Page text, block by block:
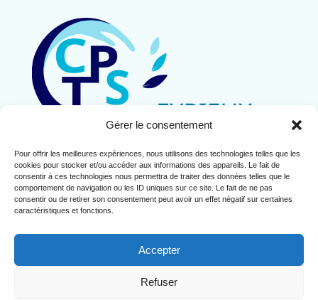
Gérer le consentement
Pour offrir les meilleures expériences, nous utilisons des technologies telles que les
cookies pour stocker et/ou accéder aux informations des appareils. Le fait de
consentir à ces technologies nous permettra de traiter des données telles que le
comportement de navigation ou les ID uniques sur ce site. Le fait de ne pas
consentir ou de retirer son consentement peut avoir un effet négatif sur certaines
caractéristiques et fonctions.
Accepter
Refuser
Contact
Mentions légales
Politique de cookies (UE)